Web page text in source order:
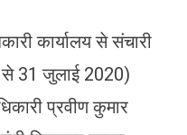
कार्यालय से संचारी
से 31 जुलाई 2020)
प्रवीण कुमार